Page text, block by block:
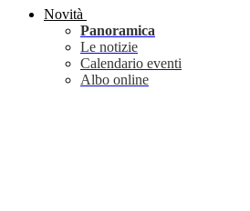
Novità
Panoramica
Le notizie
Calendario eventi
Albo online